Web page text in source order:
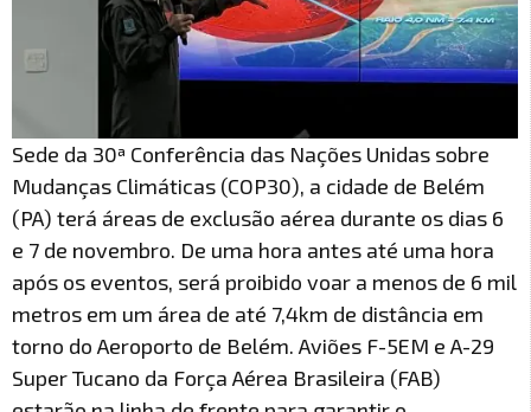
Sede da 30ª Conferência das Nações Unidas sobre
Mudanças Climáticas (COP30), a cidade de Belém
(PA) terá áreas de exclusão aérea durante os dias 6
e 7 de novembro. De uma hora antes até uma hora
após os eventos, será proibido voar a menos de 6 mil
metros em um área de até 7,4km de distância em
torno do Aeroporto de Belém. Aviões F-5EM e A-29
Super Tucano da Força Aérea Brasileira (FAB)